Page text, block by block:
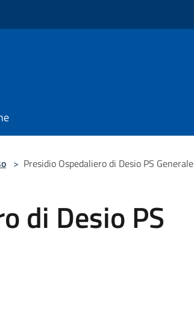
> Presidio Ospedaliero di Desio PS Generale
di Desio PS